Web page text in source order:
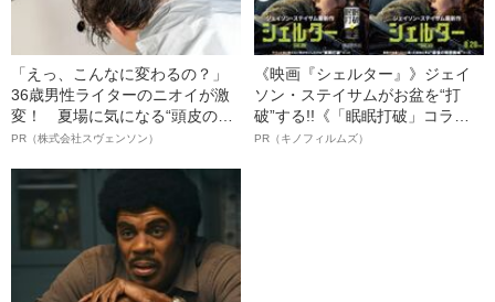
「えっ、こんなに変わるの？」
36歳男性ライターのニオイが激
変！ 夏場に気になる“頭皮のニ
オイ”や“ベタつき”を解消す
ト”が生み出した徹底ケアとは
PR（株式会社スヴェンソン）
《映画『シェルター』》ジェイ
ソン・ステイサムがお盆を“打
破”する!!《「眠眠打破」コラ
ボ》
PR（キノフィルムズ）